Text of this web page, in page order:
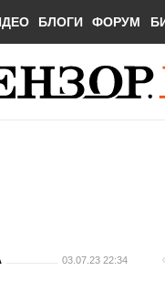
БЛОГИ ФОРУМ
03.07.23 22:34